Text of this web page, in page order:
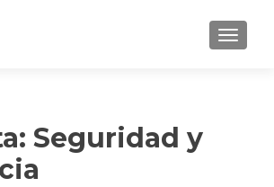
Seguridad y